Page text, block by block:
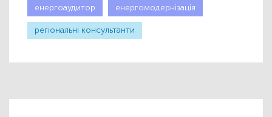
енергоаудитор енергомодернізація
регіональні консультанти